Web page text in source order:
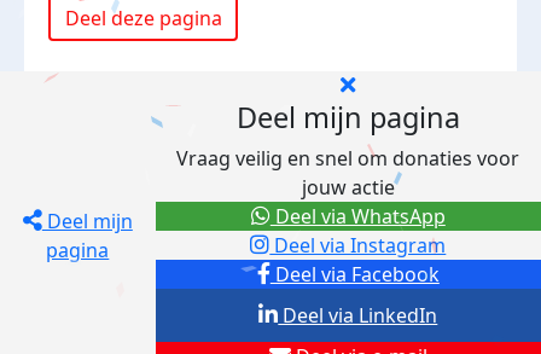
Deel deze pagina
Deel mijn
pagina
Deel mijn pagina
Vraag veilig en snel om donaties voor
jouw actie
Deel via Facebook
Deel via Instagram
Deel via LinkedIn
Deel via WhatsApp